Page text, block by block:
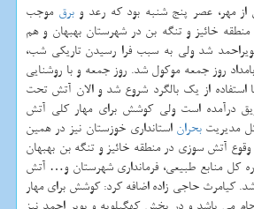
مهر، عصر پنج شنبه بود كه رعد وبرق موجب
خائیز و تنگه بن در شهرستان بهبهان و هم
شد ولی به سبب فرا رسیدن تاریكی شب،
روز جمعه موكول شد. روز جمعه و با روشنایی
استفاده از یك بالگرد شروع شد و الان آتش تحت
درآمده است ولی كوشش برای مهار كلی آتش
كل مدیریتبحران استانداری خوزستان نیز در همین
وقوع آتش سوزی در منطقه خائیز و تنگه بن بهبهان
كل منابع طبیعی، فرمانداری شهرستان و… آتش
كیامرث حاجی زاده اضافه كرد: كوشش برای مهار